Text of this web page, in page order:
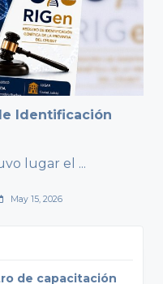
Identificación
lugar el ...
May 15, 2026
de capacitación